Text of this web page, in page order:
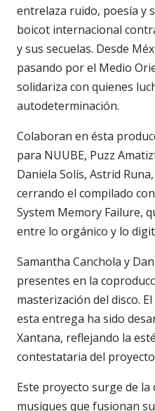
entrelaza ruido, poesía y
boicot internacional
y sus secuelas. Desde
pasando por el Medio
solidariza con quienes
autodeterminación.
Colaboran en ésta
para NUUBE, Puzz
Daniela Solís, Astrid
cerrando el compilado
System Memory Failure,
entre lo orgánico y lo
Samantha Canchola y
presentes en la
masterización del disco.
esta entrega ha sido
Xantana, reflejando la
contestataria del
Este proyecto surge de
musiques que fusionan